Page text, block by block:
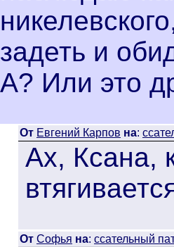
задеть и
А? Или это
От Евгений Карпов на:
Ах, Ксана,
От Софья на: ссательный